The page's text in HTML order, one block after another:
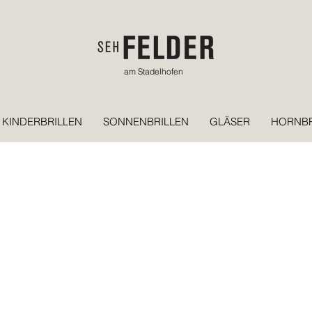
am Stadelhofen
KINDERBRILLEN SONNENBRILLEN GLÄSER